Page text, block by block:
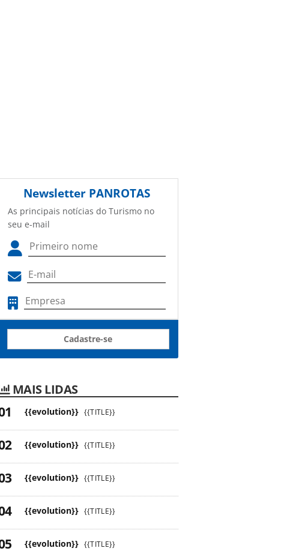
Newsletter PANROTAS
As principais notícias do Turismo no
seu e-mail
Cadastre-se
MAIS LIDAS
{{evolution}} {{TITLE}}
{{evolution}} {{TITLE}}
{{evolution}} {{TITLE}}
{{evolution}} {{TITLE}}
{{evolution}} {{TITLE}}